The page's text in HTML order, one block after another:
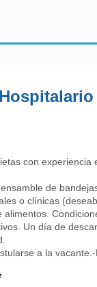
con experiencia
de
o clínicas
Un día de
a la vacante.-